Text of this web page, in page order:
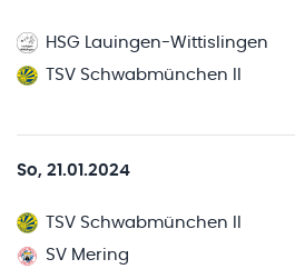
HSG Lauingen-Wittislingen
TSV Schwabmünchen II
So, 21.01.2024
TSV Schwabmünchen II
SV Mering